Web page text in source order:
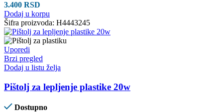
3.400 RSD
Dodaj u korpu
Šifra proizvoda: H4443245
Uporedi
Brzi pregled
Dodaj u listu želja
Pištolj za lepljenje plastike 20w
Dostupno